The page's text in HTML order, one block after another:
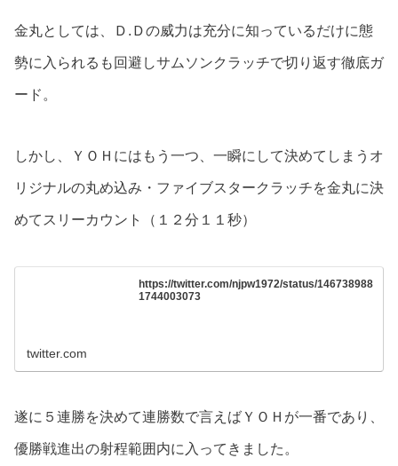
金丸としては、Ｄ.Ｄの威力は充分に知っているだけに態
勢に入られるも回避しサムソンクラッチで切り返す徹底ガ
ード。
しかし、ＹＯＨにはもう一つ、一瞬にして決めてしまうオ
リジナルの丸め込み・ファイブスタークラッチを金丸に決
めてスリーカウント（１２分１１秒）
https://twitter.com/njpw1972/status/146738988
1744003073
twitter.com
遂に５連勝を決めて連勝数で言えばＹＯＨが一番であり、
優勝戦進出の射程範囲内に入ってきました。